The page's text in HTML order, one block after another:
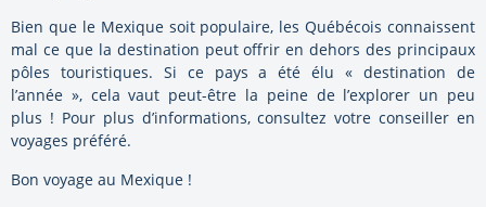
Bien que le Mexique soit populaire, les Québécois connaissent
mal ce que la destination peut offrir en dehors des principaux
pôles touristiques. Si ce pays a été élu « destination de
l’année », cela vaut peut-être la peine de l’explorer un peu
plus ! Pour plus d’informations, consultez votre conseiller en
voyages préféré.
Bon voyage au Mexique !